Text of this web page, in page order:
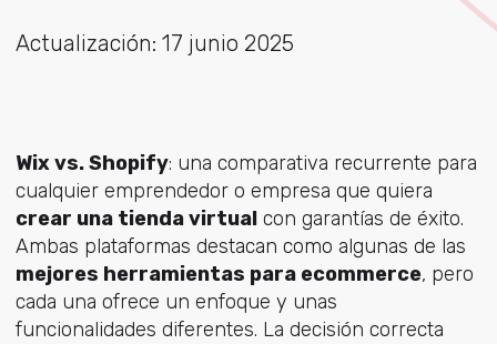
Actualización: 17 junio 2025
Wix vs. Shopify: una comparativa recurrente para
cualquier emprendedor o empresa que quiera
crear una tienda virtualcon garantías de éxito.
Ambas plataformas destacan como algunas de las
mejores herramientas para ecommerce, pero
cada una ofrece un enfoque y unas
funcionalidades diferentes. La decisión correcta